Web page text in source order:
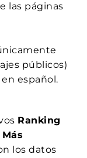
las páginas
públicos)
español.
Ranking
los datos